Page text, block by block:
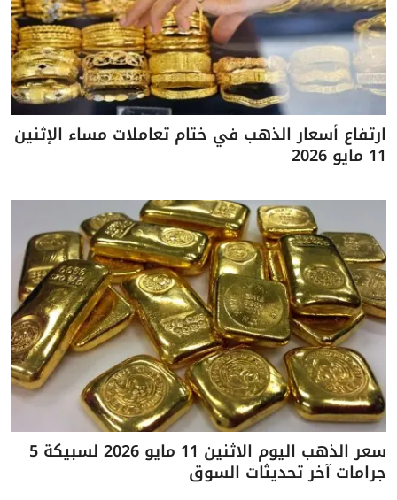
ارتفاع أسعار الذهب في ختام تعاملات مساء الإثنين
11 مايو 2026
سعر الذهب اليوم الاثنين 11 مايو 2026 لسبيكة 5
جرامات آخر تحديثات السوق